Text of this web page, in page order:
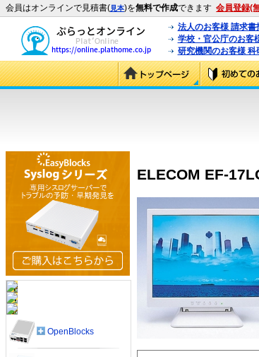
会員はオンラインで見積書(見本)を無料で作成できます 会員登録(
法人のお客様 請求書
学校・官公庁のお客
研究機関のお客様
ELECOM EF-
OpenBlocks